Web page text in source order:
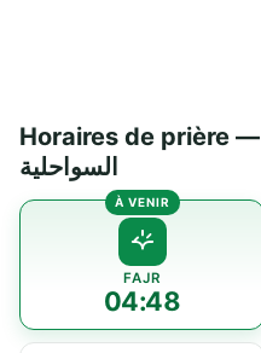
Horaires de prière — مسجد سيدي بوراحل -
السواحلية
FAJR
04:48